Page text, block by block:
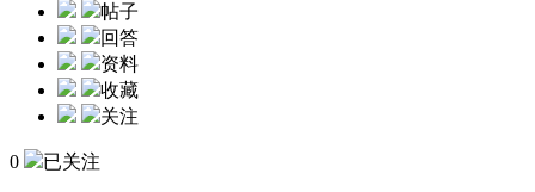
帖子
回答
资料
收藏
关注
0 已关注